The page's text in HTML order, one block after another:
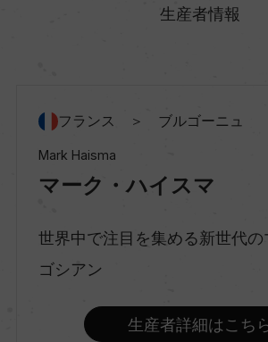
地区名
生産者情報
フランス ＞ ブルゴーニュ
Mark Haisma
マーク・ハイスマ
世界中で注目を集める新世代の
ゴシアン
生産者詳細はこち